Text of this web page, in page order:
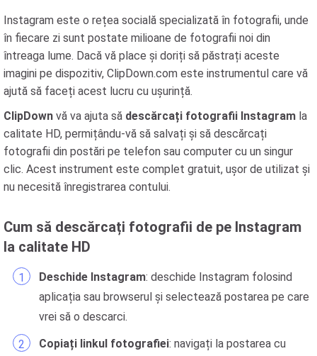
Instagram este o rețea socială specializată în fotografii, unde
în fiecare zi sunt postate milioane de fotografii noi din
întreaga lume. Dacă vă place și doriți să păstrați aceste
imagini pe dispozitiv, ClipDown.com este instrumentul care vă
ajută să faceți acest lucru cu ușurință.
ClipDown vă va ajuta să descărcați fotografii Instagram la
calitate HD, permițându-vă să salvați și să descărcați
fotografii din postări pe telefon sau computer cu un singur
clic. Acest instrument este complet gratuit, ușor de utilizat și
nu necesită înregistrarea contului.
Cum să descărcați fotografii de pe Instagram
la calitate HD
Deschide Instagram: deschide Instagram folosind
aplicația sau browserul și selectează postarea pe care
vrei să o descarci.
Copiați linkul fotografiei: navigați la postarea cu